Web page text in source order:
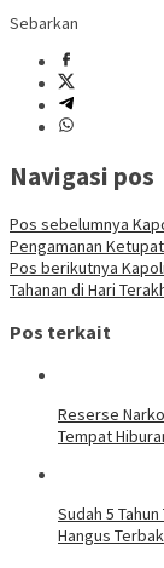
Sebarkan
Navigasi pos
Pos sebelumnya
Pengamanan
Pos berikutnya
Tahanan di Hari
Pos terkait
Reserse
Tempat
Sudah 5
Hangus